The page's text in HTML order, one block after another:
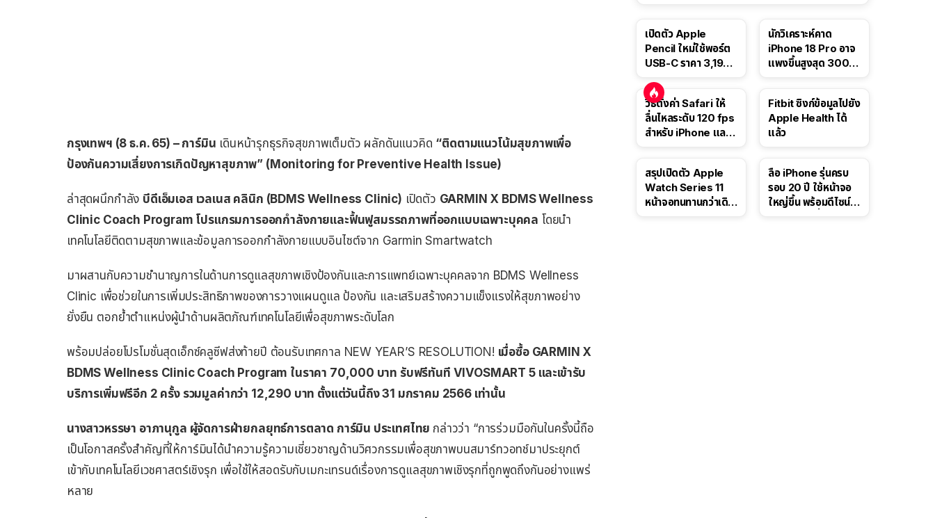
กรุงเทพฯ (8 ธ.ค. 65) – การ์มิน เดินหน้ารุกธุรกิจสุขภาพเต็มตัว ผลักดันแนวคิด “ติดตามแนวโน้มสุขภาพเพื่อ
ป้องกันความเสี่ยงการเกิดปัญหาสุขภาพ” (Monitoring for Preventive Health Issue)
ล่าสุดผนึกกำลัง บีดีเอ็มเอส เวลเนส คลินิก (BDMS Wellness Clinic) เปิดตัว GARMIN X BDMS Wellness
Clinic Coach Program โปรแกรมการออกกำลังกายและฟื้นฟูสมรรถภาพที่ออกแบบเฉพาะบุคคล โดยนำ
เทคโนโลยีติดตามสุขภาพและข้อมูลการออกกำลังกายแบบอินไซต์จาก Garmin Smartwatch
มาผสานกับความชำนาญการในด้านการดูแลสุขภาพเชิงป้องกันและการแพทย์เฉพาะบุคคลจาก BDMS Wellness
Clinic เพื่อช่วยในการเพิ่มประสิทธิภาพของการวางแผนดูแล ป้องกัน และเสริมสร้างความแข็งแรงให้สุขภาพอย่าง
ยั่งยืน ตอกย้ำตำแหน่งผู้นำด้านผลิตภัณฑ์เทคโนโลยีเพื่อสุขภาพระดับโลก
พร้อมปล่อยโปรโมชั่นสุดเอ็กซ์คลูซีฟส่งท้ายปี ต้อนรับเทศกาล NEW YEAR’S RESOLUTION! เมื่อซื้อ GARMIN X
BDMS Wellness Clinic Coach Program ในราคา 70,000 บาท รับฟรีทันที VIVOSMART 5 และเข้ารับ
บริการเพิ่มฟรีอีก 2 ครั้ง รวมมูลค่ากว่า 12,290 บาท ตั้งแต่วันนี้ถึง 31 มกราคม 2566 เท่านั้น
นางสาวหรรษา อาภานุกูล ผู้จัดการฝ่ายกลยุทธ์การตลาด การ์มิน ประเทศไทย กล่าวว่า “การร่วมมือกันในครั้งนี้ถือ
เป็นโอกาสครั้งสำคัญที่ให้การ์มินได้นำความรู้ความเชี่ยวชาญด้านวิศวกรรมเพื่อสุขภาพบนสมาร์ทวอทช์มาประยุกต์
เข้ากับเทคโนโลยีเวชศาสตร์เชิงรุก เพื่อใช้ให้สอดรับกับเมกะเทรนด์เรื่องการดูแลสุขภาพเชิงรุกที่ถูกพูดถึงกันอย่างแพร่
หลาย
เปิดตัว Apple
Pencil ใหม่ใช้พอร์ต
USB-C ราคา 3,190
นี้
นักวิเคราะห์คาด
iPhone 18 Pro อาจ
แพงขึ้นสูงสุด 300
วิธีตั้งค่า Safari ให้
ลื่นไหลระดับ 120 fps
สำหรับ iPhone และ
Fitbit ซิงก์ข้อมูลไปยัง
Apple Health ได้
แล้ว
สรุปเปิดตัว Apple
Watch Series 11
หน้าจอทนทานกว่าเดิม
ลือ iPhone รุ่นครบ
รอบ 20 ปี ใช้หน้าจอ
ใหญ่ขึ้น พร้อมดีไซน์ไร้